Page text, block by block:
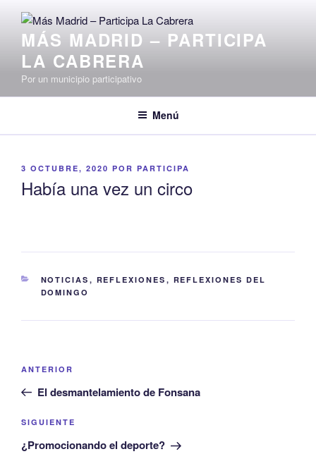
contenidoMÁS MADRID – PARTICIPA
LA CABRERA
Por un municipio participativo
Menú
PUBLICADO
3 OCTUBRE, 2020 POR PARTICIPA
Había una vez un circo
CATEGORÍAS
NOTICIAS , REFLEXIONES , REFLEXIONES DEL
DOMINGO
Navegación
entradas
Entrada
anterior:
ANTERIOR
El desmantelamiento de Fonsana
Siguiente
entrada
SIGUIENTE
¿Promocionando el deporte?